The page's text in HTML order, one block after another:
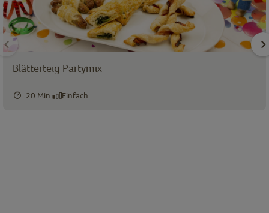
Blätterteig Partymix
20 Min. Einfach